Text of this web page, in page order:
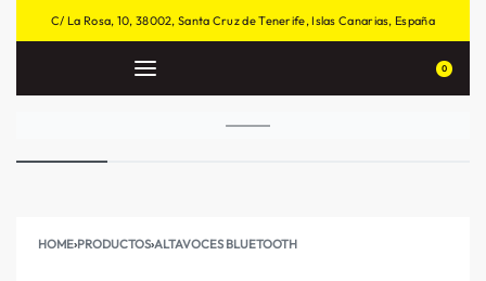
C/ La Rosa, 10, 38002, Santa Cruz de Tenerife, Islas Canarias, España
0
HOME›PRODUCTOS›ALTAVOCES BLUETOOTH